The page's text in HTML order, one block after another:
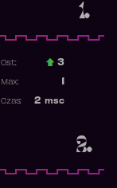
1.
2.
Ost.: 3
Max:
2 msc
Czas: